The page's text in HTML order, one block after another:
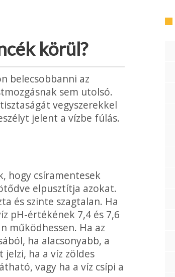
körül?
belecsobbanni az
sem utolsó.
vegyszerekkel
jelent a vízbe fúlás.
hogy csíramentesek
elpusztítja azokat.
és szinte szagtalan. Ha
pH-értékének 7,4 és 7,6
működhes­sen. Ha az
ha alacsonyabb, a
ha a víz zöldes
vagy ha a víz csípi a